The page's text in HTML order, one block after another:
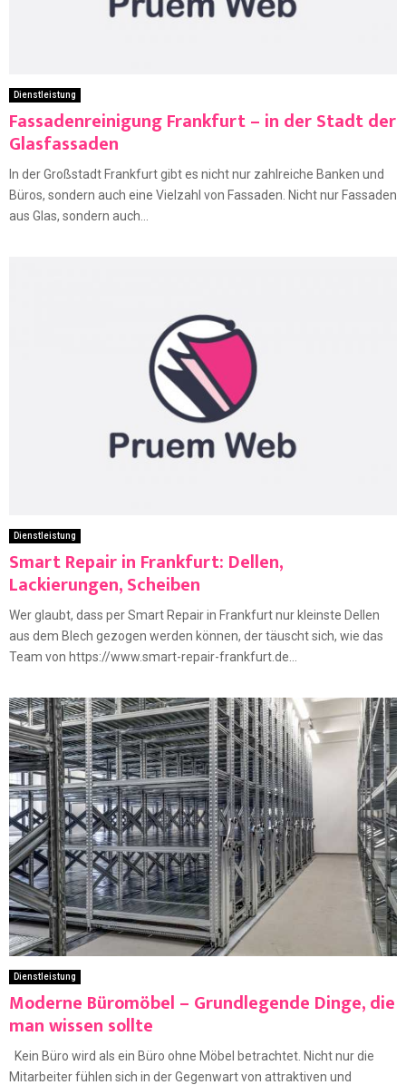
Dienstleistung
Fassadenreinigung Frankfurt – in der Stadt der
Glasfassaden
In der Großstadt Frankfurt gibt es nicht nur zahlreiche Banken und
Büros, sondern auch eine Vielzahl von Fassaden. Nicht nur Fassaden
aus Glas, sondern auch...
Dienstleistung
Smart Repair in Frankfurt: Dellen,
Lackierungen, Scheiben
Wer glaubt, dass per Smart Repair in Frankfurt nur kleinste Dellen
aus dem Blech gezogen werden können, der täuscht sich, wie das
Team von https://www.smart-repair-frankfurt.de...
Dienstleistung
Moderne Büromöbel – Grundlegende Dinge, die
man wissen sollte
Kein Büro wird als ein Büro ohne Möbel betrachtet. Nicht nur die
Mitarbeiter fühlen sich in der Gegenwart von attraktiven und